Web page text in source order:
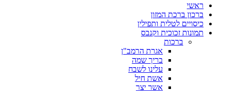
ראשי
ברכון ברכת המזון
כיסויים לטלית ותפילין
תמונות זכוכית וקנבס
ברכות
אגרת הרמב"ן
בריך שמה
עלינו לשבח
אשת חיל
אשר יצר